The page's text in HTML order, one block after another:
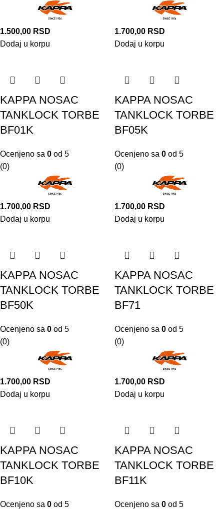
1.500,00 RSD
Dodaj u korpu
1.700,00 RSD
Dodaj u korpu
KAPPA NOSAC
TANKLOCK TORBE
BF01K
Ocenjeno sa 0 od 5
(0)
1.700,00 RSD
Dodaj u korpu
KAPPA NOSAC
TANKLOCK TORBE
BF05K
Ocenjeno sa 0 od 5
(0)
1.700,00 RSD
Dodaj u korpu
KAPPA NOSAC
TANKLOCK TORBE
BF50K
Ocenjeno sa 0 od 5
(0)
1.700,00 RSD
Dodaj u korpu
KAPPA NOSAC
TANKLOCK TORBE
BF71
Ocenjeno sa 0 od 5
(0)
1.700,00 RSD
Dodaj u korpu
KAPPA NOSAC
TANKLOCK TORBE
BF10K
Ocenjeno sa 0 od 5
KAPPA NOSAC
TANKLOCK TORBE
BF11K
Ocenjeno sa 0 od 5